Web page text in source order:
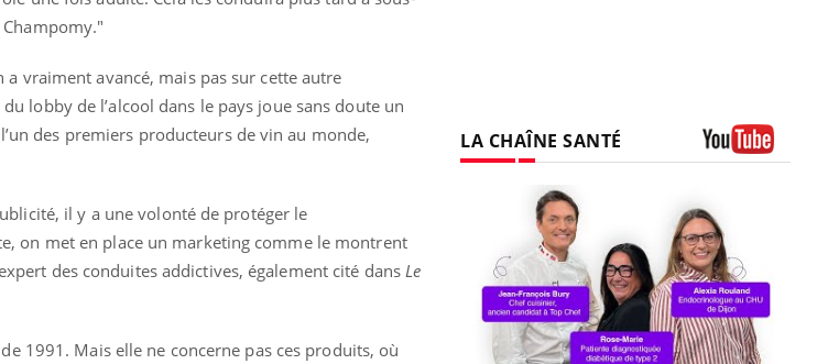
Champomy."
vraiment avancé, mais pas sur cette autre
lobby de l’alcool dans le pays joue sans doute un
des premiers producteurs de vin au monde,
il y a une volonté de protéger le
on met en place un marketing comme le montrent
des conduites addictives, également cité dans Le
1991. Mais elle ne concerne pas ces produits, où
LA CHAÎNE SANTÉ